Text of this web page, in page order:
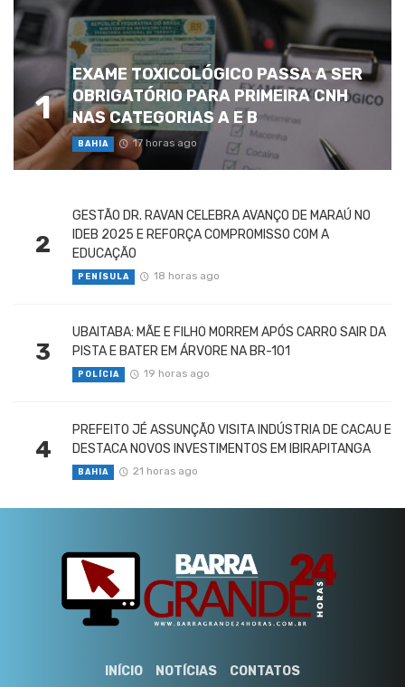
1
EXAME TOXICOLÓGICO PASSA A SER
OBRIGATÓRIO PARA PRIMEIRA CNH
NAS CATEGORIAS A E B
BAHIA 17 horas ago
2
GESTÃO DR. RAVAN CELEBRA AVANÇO DE MARAÚ NO
IDEB 2025 E REFORÇA COMPROMISSO COM A
EDUCAÇÃO
PENÍSULA 18 horas ago
3
UBAITABA: MÃE E FILHO MORREM APÓS CARRO SAIR DA
PISTA E BATER EM ÁRVORE NA BR-101
POLÍCIA 19 horas ago
4
PREFEITO JÉ ASSUNÇÃO VISITA INDÚSTRIA DE CACAU E
DESTACA NOVOS INVESTIMENTOS EM IBIRAPITANGA
BAHIA 21 horas ago
INÍCIO NOTÍCIAS CONTATOS